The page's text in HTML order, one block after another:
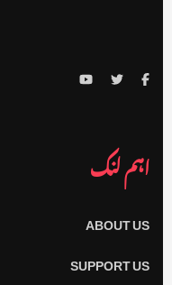
اہم لنک
ABOUT US
SUPPORT US